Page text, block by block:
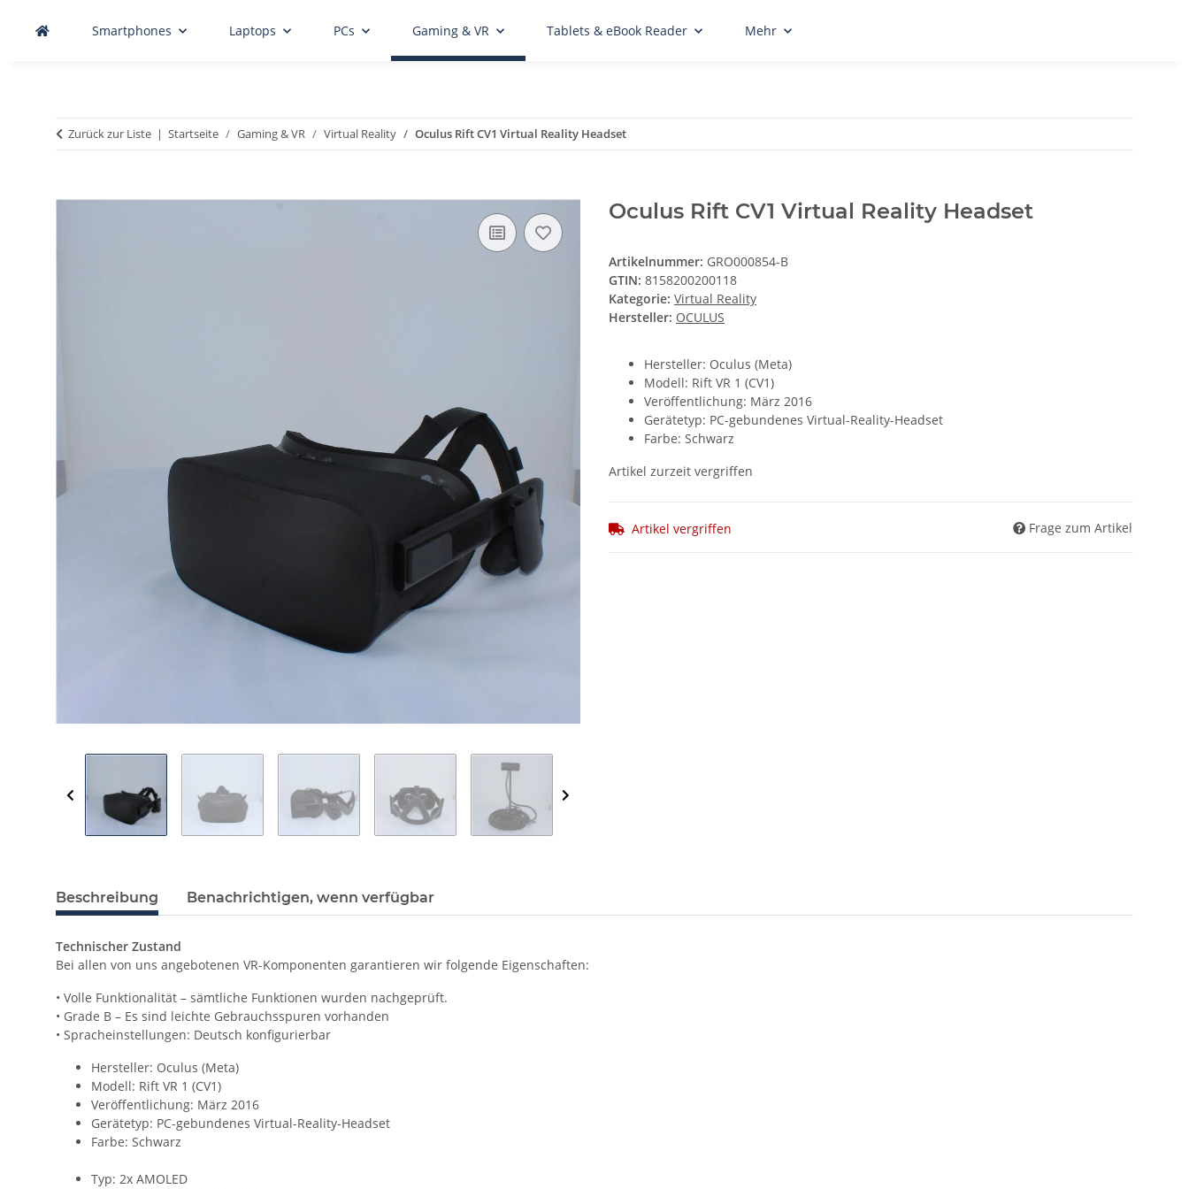
Smartphones Laptops PCs Gaming & VR Tablets & eBook Reader Mehr
Zurück zur Liste Startseite Gaming & VR Virtual Reality Oculus Rift CV1 Virtual Reality Headset
Oculus Rift CV1 Virtual Reality Headset
Artikelnummer: GRO000854-B
GTIN: 8158200200118
Kategorie: Virtual Reality
Hersteller: OCULUS
Hersteller: Oculus (Meta)
Modell: Rift VR 1 (CV1)
Veröffentlichung: März 2016
Gerätetyp: PC-gebundenes Virtual-Reality-Headset
Farbe: Schwarz
Artikel zurzeit vergriffen
Artikel vergriffen Frage zum Artikel
Beschreibung Benachrichtigen, wenn verfügbar
Technischer Zustand
Bei allen von uns angebotenen VR-Komponenten garantieren wir folgende Eigenschaften:
• Volle Funktionalität – sämtliche Funktionen wurden nachgeprüft.
• Grade B – Es sind leichte Gebrauchsspuren vorhanden
• Spracheinstellungen: Deutsch konfigurierbar
Hersteller: Oculus (Meta)
Modell: Rift VR 1 (CV1)
Veröffentlichung: März 2016
Gerätetyp: PC-gebundenes Virtual-Reality-Headset
Farbe: Schwarz
Typ: 2x AMOLED